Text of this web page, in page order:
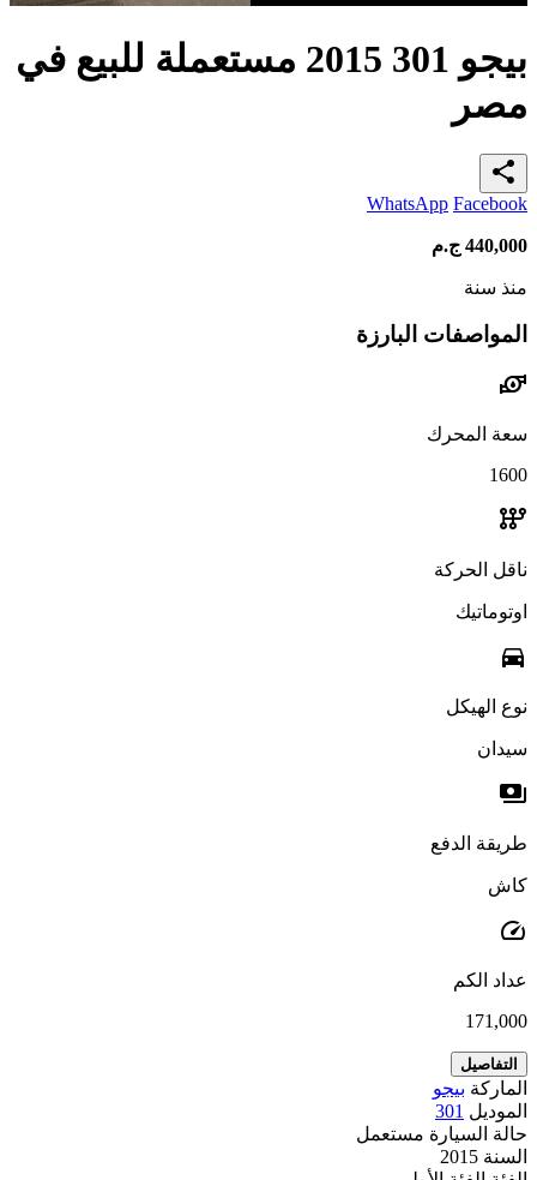
بيجو 301 2015 مستعملة للبيع في
مصر
share
WhatsApp Facebook
440,000 ج.م
منذ سنة
المواصفات البارزة
water_pump
سعة المحرك
1600
auto_transmission
ناقل الحركة
اوتوماتيك
directions_car
نوع الهيكل
سيدان
payments
طريقة الدفع
كاش
speed
عداد الكم
171,000
التفاصيل
الماركة بيجو
الموديل 301
حالة السيارة مستعمل
السنة 2015